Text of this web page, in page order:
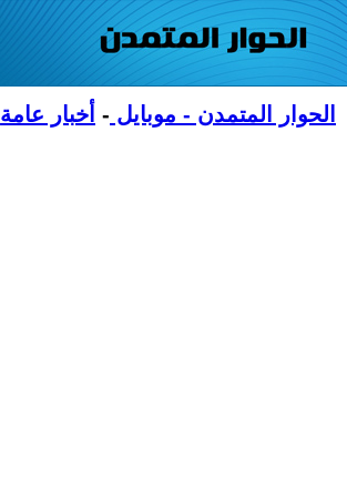
الحوار المتمدن - موبايل - أخبار عامة